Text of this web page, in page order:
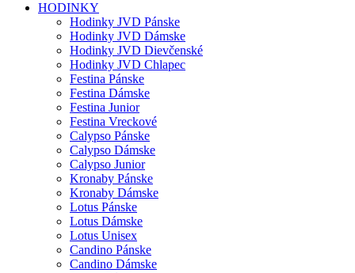
HODINKY
Hodinky JVD Pánske
Hodinky JVD Dámske
Hodinky JVD Dievčenské
Hodinky JVD Chlapec
Festina Pánske
Festina Dámske
Festina Junior
Festina Vreckové
Calypso Pánske
Calypso Dámske
Calypso Junior
Kronaby Pánske
Kronaby Dámske
Lotus Pánske
Lotus Dámske
Lotus Unisex
Candino Pánske
Candino Dámske